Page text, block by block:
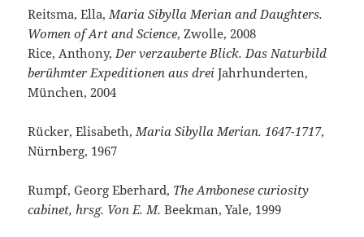
Reitsma, Ella, Maria Sibylla Merian and Daughters.
Women of Art and Science, Zwolle, 2008
Rice, Anthony, Der verzauberte Blick. Das Naturbild
berühmter Expeditionen aus dreiJahrhunderten,
München, 2004
Rücker, Elisabeth, Maria Sibylla Merian. 1647-1717,
Nürnberg, 1967
Rumpf, Georg Eberhard, The Ambonese curiosity
cabinet, hrsg. Von E. M.Beekman, Yale, 1999